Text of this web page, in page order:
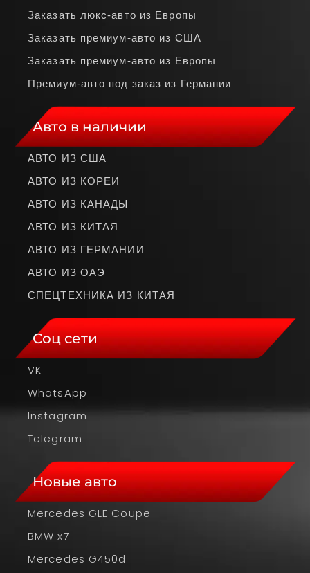
Заказать люкс‑авто из Европы
Заказать премиум‑авто из США
Заказать премиум‑авто из Европы
Премиум‑авто под заказ из Германии
Авто в наличии
АВТО ИЗ США
АВТО ИЗ КОРЕИ
АВТО ИЗ КАНАДЫ
АВТО ИЗ КИТАЯ
АВТО ИЗ ГЕРМАНИИ
АВТО ИЗ ОАЭ
СПЕЦТЕХНИКА ИЗ КИТАЯ
Соц сети
VK
WhatsApp
Instagram
Telegram
Новые авто
Mercedes GLE Coupe
BMW x7
Mercedes G450d